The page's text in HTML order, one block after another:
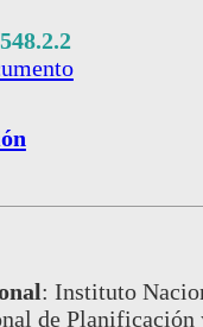
: Instituto
de Planificación